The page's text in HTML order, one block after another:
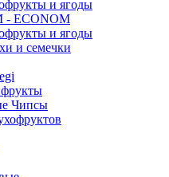
и ягоды
ECONOM
и ягоды
и семечки
Чипсы